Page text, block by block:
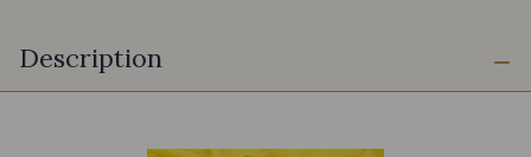
Description